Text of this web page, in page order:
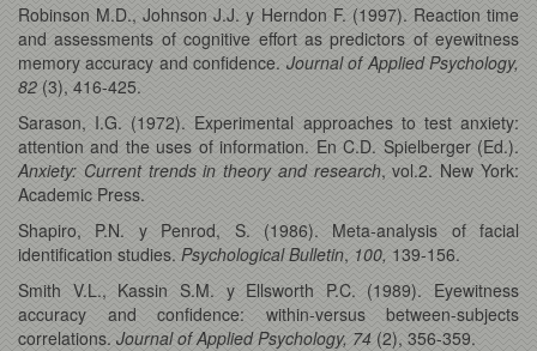
Robinson M.D., Johnson J.J. y Herndon F. (1997). Reaction time
and assessments of cognitive effort as predictors of eyewitness
memory accuracy and confidence. Journal of Applied Psychology,
82 (3), 416-425.
Sarason, I.G. (1972). Experimental approaches to test anxiety:
attention and the uses of information. En C.D. Spielberger (Ed.).
Anxiety: Current trends in theory and research, vol.2. New York:
Academic Press.
Shapiro, P.N. y Penrod, S. (1986). Meta-analysis of facial
identification studies. Psychological Bulletin, 100, 139-156.
Smith V.L., Kassin S.M. y Ellsworth P.C. (1989). Eyewitness
accuracy and confidence: within-versus between-subjects
correlations. Journal of Applied Psychology, 74 (2), 356-359.